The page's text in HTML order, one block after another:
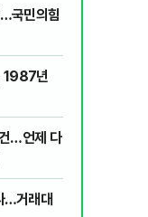
국민의힘
1987년
…언제 다
…거래대